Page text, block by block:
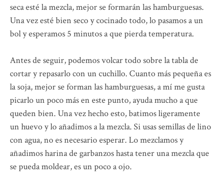
seca esté la mezcla, mejor se formarán las hamburguesas.
Una vez esté bien seco y cocinado todo, lo pasamos a un
bol y esperamos 5 minutos a que pierda temperatura.
Antes de seguir, podemos volcar todo sobre la tabla de
cortar y repasarlo con un cuchillo. Cuanto más pequeña es
la soja, mejor se forman las hamburguesas, a mí me gusta
picarlo un poco más en este punto, ayuda mucho a que
queden bien. Una vez hecho esto, batimos ligeramente
un huevo y lo añadimos a la mezcla. Si usas semillas de lino
con agua, no es necesario esperar. Lo mezclamos y
añadimos harina de garbanzos hasta tener una mezcla que
se pueda moldear, es un poco a ojo.